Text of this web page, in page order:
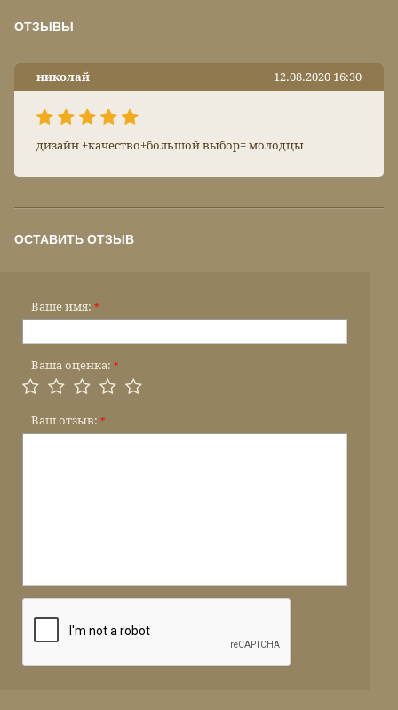
ОТЗЫВЫ
николай 12.08.2020 16:30
дизайн +качество+большой выбор= молодцы
ОСТАВИТЬ ОТЗЫВ
Ваше имя: *
Ваша оценка: *
Ваш отзыв: *